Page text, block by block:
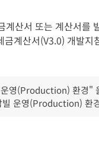
산서 또는 계산서를
계산서(V3.0) 개발
영(Production) 환경"
운영(Production) 환